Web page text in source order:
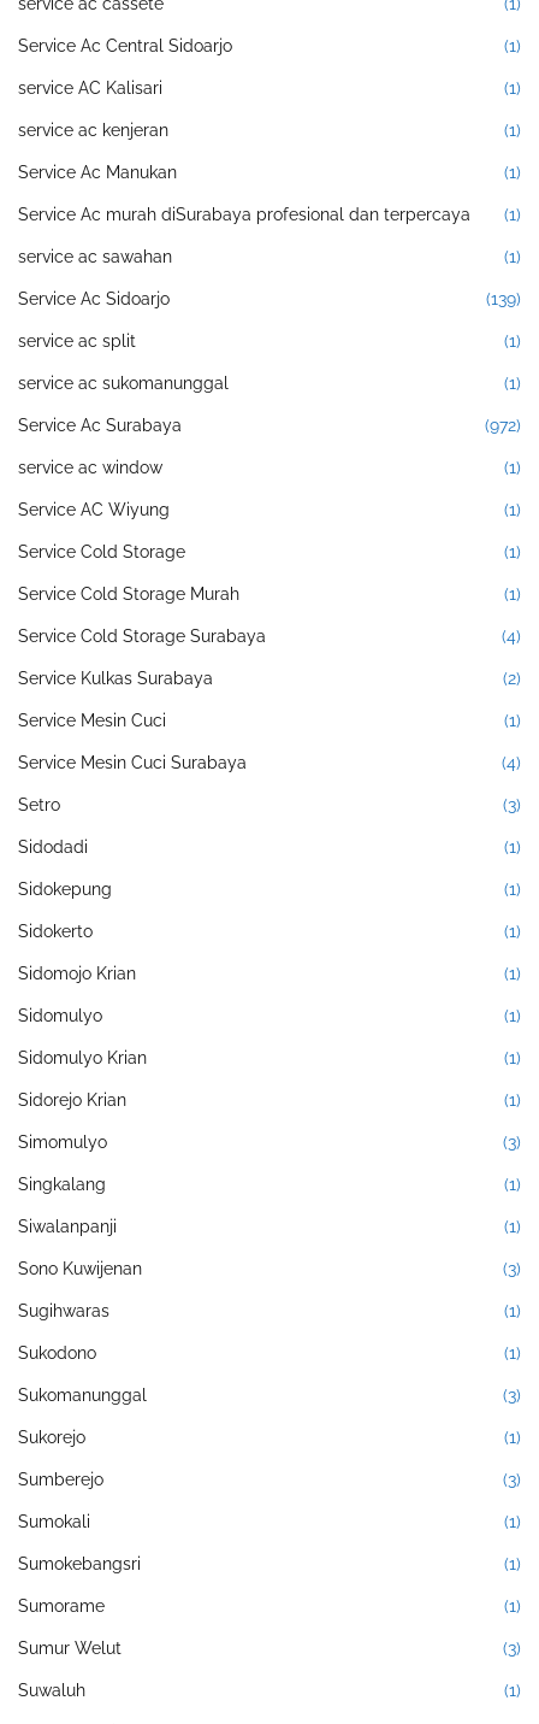
service ac cassete (1)
Service Ac Central Sidoarjo (1)
service AC Kalisari (1)
service ac kenjeran (1)
Service Ac Manukan (1)
Service Ac murah diSurabaya profesional dan terpercaya (1)
service ac sawahan (1)
Service Ac Sidoarjo (139)
service ac split (1)
service ac sukomanunggal (1)
Service Ac Surabaya (972)
service ac window (1)
Service AC Wiyung (1)
Service Cold Storage (1)
Service Cold Storage Murah (1)
Service Cold Storage Surabaya (4)
Service Kulkas Surabaya (2)
Service Mesin Cuci (1)
Service Mesin Cuci Surabaya (4)
Setro (3)
Sidodadi (1)
Sidokepung (1)
Sidokerto (1)
Sidomojo Krian (1)
Sidomulyo (1)
Sidomulyo Krian (1)
Sidorejo Krian (1)
Simomulyo (3)
Singkalang (1)
Siwalanpanji (1)
Sono Kuwijenan (3)
Sugihwaras (1)
Sukodono (1)
Sukomanunggal (3)
Sukorejo (1)
Sumberejo (3)
Sumokali (1)
Sumokebangsri (1)
Sumorame (1)
Sumur Welut (3)
Suwaluh (1)